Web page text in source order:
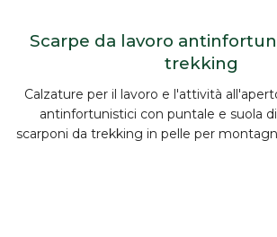
Scarpe da lavoro
trekking
Calzature per il lavoro e l'attività
antinfortunistici con puntale e suola
scarponi da trekking in pelle per